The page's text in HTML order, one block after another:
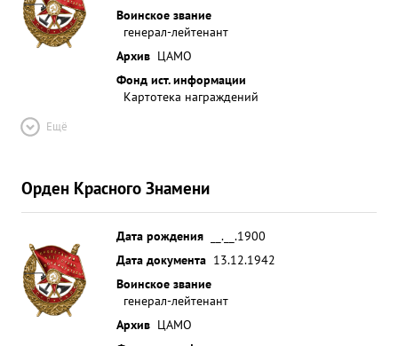
Воинское звание
генерал-лейтенант
Архив ЦАМО
Фонд ист. информации
Картотека награждений
Ещё
Орден Красного Знамени
Дата рождения
__.__.1900
Дата документа 13.12.1942
Воинское звание
генерал-лейтенант
Архив ЦАМО